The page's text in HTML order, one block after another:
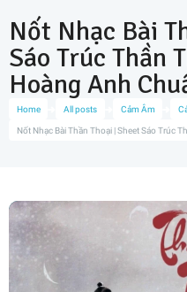
Home All posts Cảm Âm
Nốt Nhạc Bài Thần Thoại | Sheet Sáo Trúc
Nốt Nhạc Bài
Sáo Trúc Thần
Hoàng Anh